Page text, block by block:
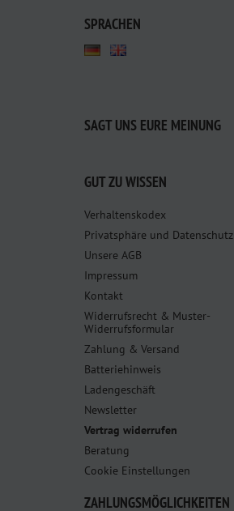
SPRACHEN
SAGT UNS EURE MEINUNG
GUT ZU WISSEN
Verhaltenskodex
Privatsphäre und Datenschutz
Unsere AGB
Impressum
Kontakt
Widerrufsrecht & Muster-
Widerrufsformular
Zahlung & Versand
Batteriehinweis
Ladengeschäft
Newsletter
Vertrag widerrufen
Beratung
Cookie Einstellungen
ZAHLUNGSMÖGLICHKEITEN